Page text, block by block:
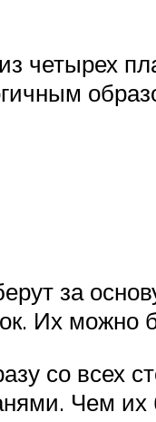
четырех
за
Их
со всех
Чем